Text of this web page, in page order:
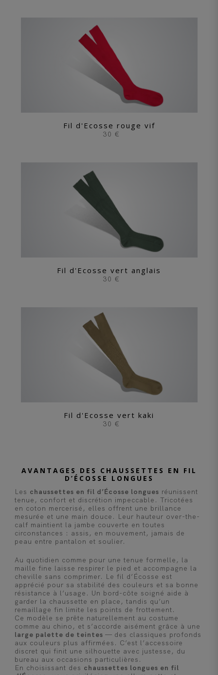
Fil d'Ecosse rouge vif
30 €
Fil d'Ecosse vert anglais
30 €
Fil d'Ecosse vert kaki
30 €
AVANTAGES DES CHAUSSETTES EN FIL
D’ÉCOSSE LONGUES
Les chaussettes en fil d’Écosse longues réunissent
tenue, confort et discrétion impeccable. Tricotées
en coton mercerisé, elles offrent une brillance
mesurée et une main douce. Leur hauteur over-the-
calf maintient la jambe couverte en toutes
circonstances : assis, en mouvement, jamais de
peau entre pantalon et soulier.
Au quotidien comme pour une tenue formelle, la
maille fine laisse respirer le pied et accompagne la
cheville sans comprimer. Le fil d’Écosse est
apprécié pour sa stabilité des couleurs et sa bonne
résistance à l’usage. Un bord-côte soigné aide à
garder la chaussette en place, tandis qu’un
remaillage fin limite les points de frottement.
Ce modèle se prête naturellement au costume
comme au chino, et s’accorde aisément grâce à une
large palette de teintes — des classiques profonds
aux couleurs plus affirmées. C’est l’accessoire
discret qui finit une silhouette avec justesse, du
bureau aux occasions particulières.
En choisissant des chaussettes longues en fil